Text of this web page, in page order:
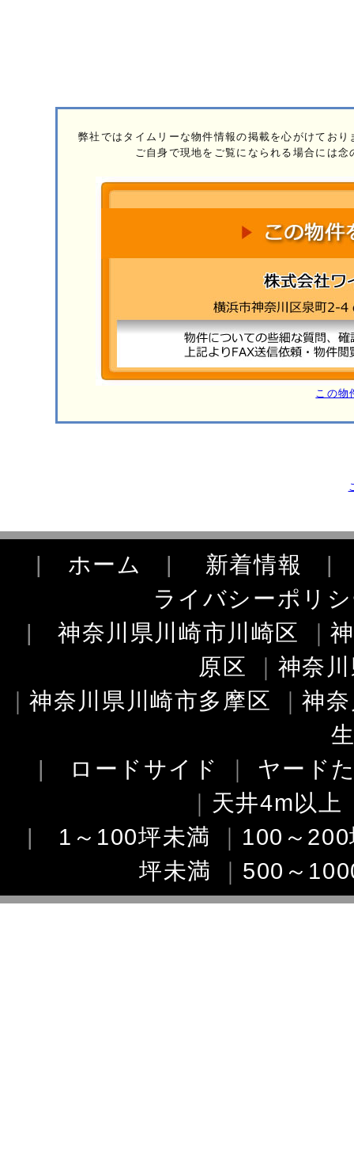
弊社ではタイムリーな物件情報の掲載を心がけてお
ご自身で現地をご覧になられる場合には
この物
| ホーム | 新着情報
ライバシーポリ
|神奈川県川崎市川崎区 ｜
原区 ｜ 神奈
｜神奈川県川崎市多摩区 ｜神
|
ロードサイド ｜ ヤード
｜ 天井4m以上
| 1～100坪未満 ｜ 100～
坪未満 ｜ 500～